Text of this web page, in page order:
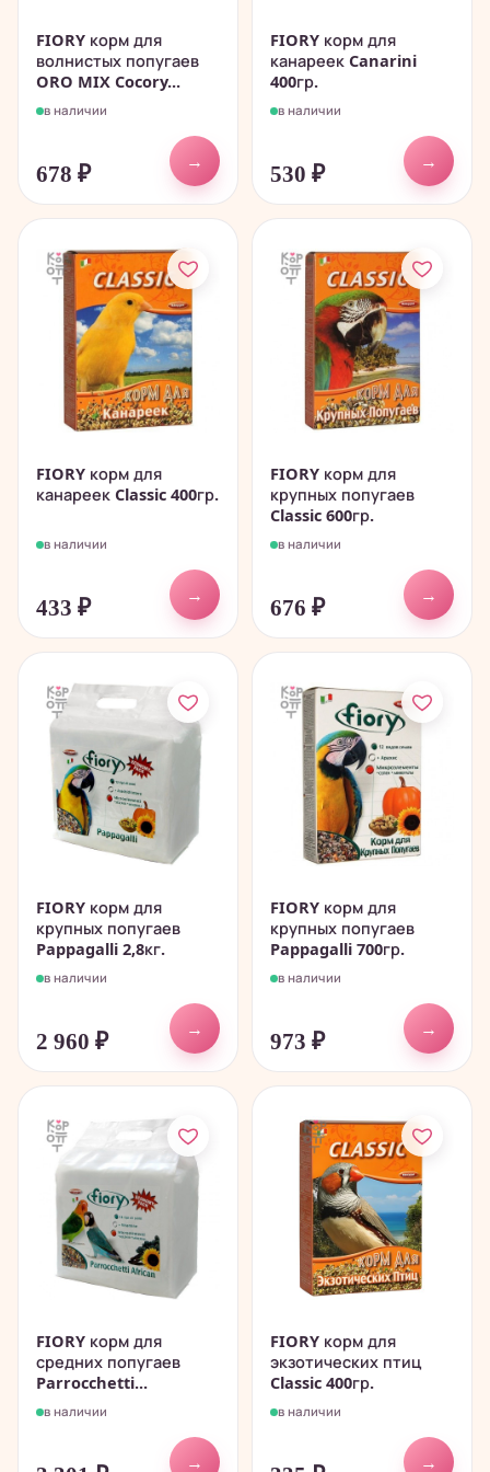
FIORY корм для
волнистых попугаев
ORO MIX Cocory...
в наличии
678 ₽
→
FIORY корм для
канареек Canarini
400гр.
в наличии
530 ₽
→
FIORY корм для
канареек Classic 400гр.
в наличии
433 ₽
→
FIORY корм для
крупных попугаев
Classic 600гр.
в наличии
676 ₽
→
FIORY корм для
крупных попугаев
Pappagalli 2,8кг.
в наличии
2 960 ₽
→
FIORY корм для
крупных попугаев
Pappagalli 700гр.
в наличии
973 ₽
→
FIORY корм для
средних попугаев
Parrocchetti...
в наличии
→
FIORY корм для
экзотических птиц
Classic 400гр.
в наличии
→